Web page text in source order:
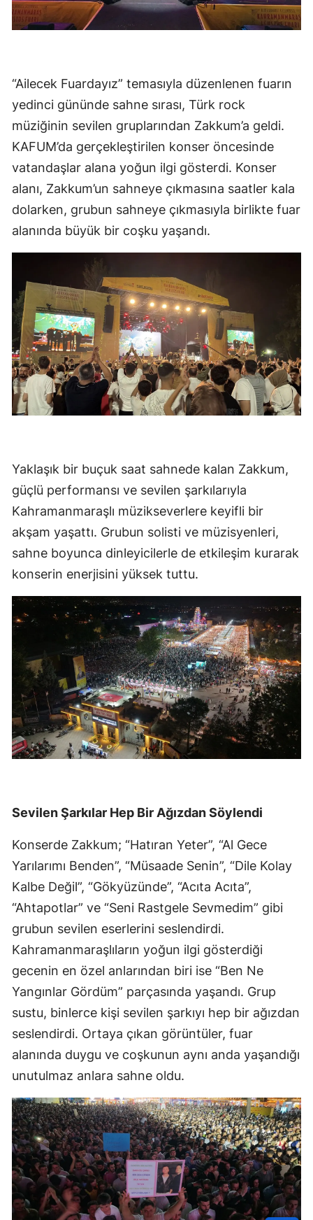
“Ailecek Fuardayız” temasıyla düzenlenen fuarın
yedinci gününde sahne sırası, Türk rock
müziğinin sevilen gruplarından Zakkum’a geldi.
KAFUM’da gerçekleştirilen konser öncesinde
vatandaşlar alana yoğun ilgi gösterdi. Konser
alanı, Zakkum’un sahneye çıkmasına saatler kala
dolarken, grubun sahneye çıkmasıyla birlikte fuar
alanında büyük bir coşku yaşandı.
Yaklaşık bir buçuk saat sahnede kalan Zakkum,
güçlü performansı ve sevilen şarkılarıyla
Kahramanmaraşlı müzikseverlere keyifli bir
akşam yaşattı. Grubun solisti ve müzisyenleri,
sahne boyunca dinleyicilerle de etkileşim kurarak
konserin enerjisini yüksek tuttu.
Sevilen Şarkılar Hep Bir Ağızdan Söylendi
Konserde Zakkum; “Hatıran Yeter”, “Al Gece
Yarılarımı Benden”, “Müsaade Senin”, “Dile Kolay
Kalbe Değil”, “Gökyüzünde”, “Acıta Acıta”,
“Ahtapotlar” ve “Seni Rastgele Sevmedim” gibi
grubun sevilen eserlerini seslendirdi.
Kahramanmaraşlıların yoğun ilgi gösterdiği
gecenin en özel anlarından biri ise “Ben Ne
Yangınlar Gördüm” parçasında yaşandı. Grup
sustu, binlerce kişi sevilen şarkıyı hep bir ağızdan
seslendirdi. Ortaya çıkan görüntüler, fuar
alanında duygu ve coşkunun aynı anda yaşandığı
unutulmaz anlara sahne oldu.